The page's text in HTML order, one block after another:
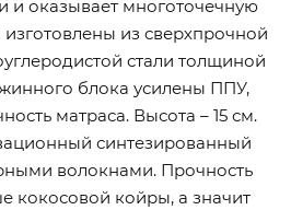
и оказывает многоточечную
из сверхпрочной
стали толщиной
блока усилены ППУ,
матраса. Высота – 15 см.
синтезированный
волокнами. Прочность
кокосовой койры, а значит